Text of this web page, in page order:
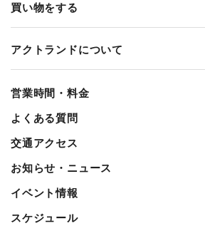
買い物をする
アクトランドについて
営業時間・料金
よくある質問
交通アクセス
お知らせ・ニュース
イベント情報
スケジュール